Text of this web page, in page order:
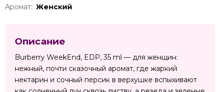
Аромат: Женский
Описание
Burberry WeekEnd, EDP, 35 ml — для женщин:
нежный, почти сказочный аромат, где жаркий
нектарин и сочный персик в верхушке вспыхивают